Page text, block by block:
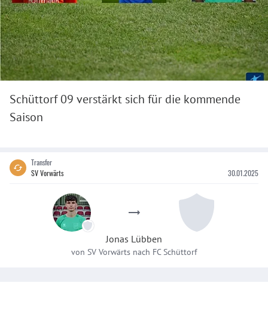
Schüttorf 09 verstärkt sich für die kommende
Saison
Transfer
SV Vorwärts
30.01.2025
Jonas Lübben
von SV Vorwärts nach FC Schüttorf